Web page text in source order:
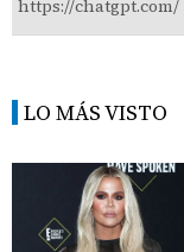
LO MÁS VISTO